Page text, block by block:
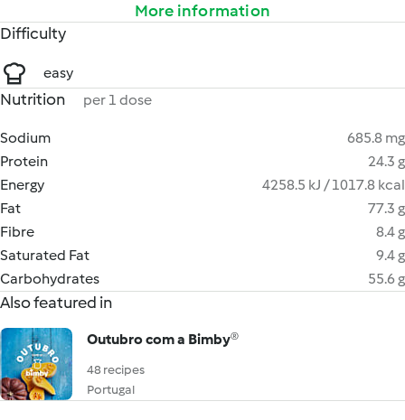
More information
Difficulty
easy
Nutrition per 1 dose
Sodium
685.8 mg
Protein
24.3 g
Energy
4258.5 kJ / 1017.8 kcal
Fat
77.3 g
Fibre
8.4 g
Saturated Fat
9.4 g
Carbohydrates
55.6 g
Also featured in
Outubro com a Bimby®
48 recipes
Portugal